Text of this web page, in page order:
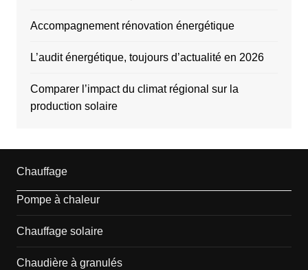
Accompagnement rénovation énergétique
L’audit énergétique, toujours d’actualité en 2026
Comparer l’impact du climat régional sur la
production solaire
Chauffage
Pompe à chaleur
Chauffage solaire
Chaudière à granulés